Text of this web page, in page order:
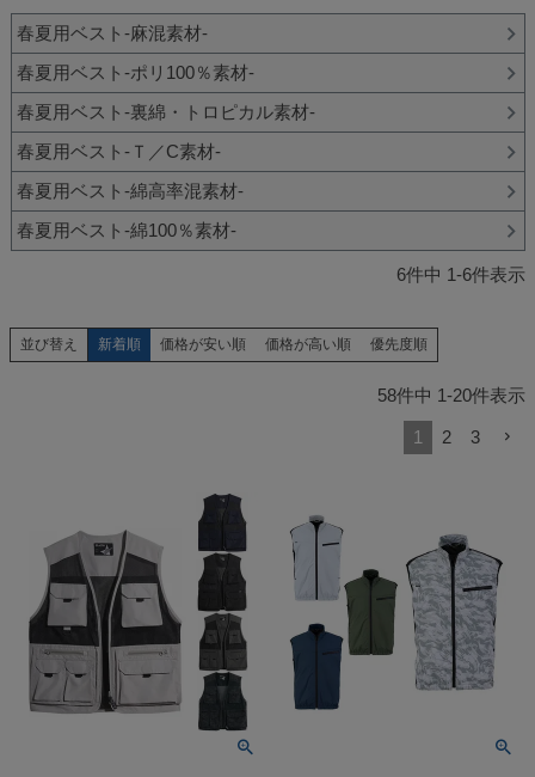
春夏用ベスト-麻混素材-
春夏用ベスト-ポリ100％素材-
春夏用ベスト-裏綿・トロピカル素材-
春夏用ベスト-Ｔ／C素材-
春夏用ベスト-綿高率混素材-
春夏用ベスト-綿100％素材-
6件中 1-6件表示
並び替え 新着順 価格が安い順 価格が高い順 優先度順
58件中 1-20件表示
1 2 3